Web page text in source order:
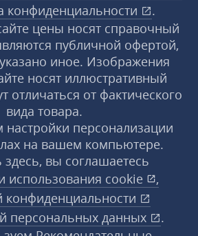
конфиденциальности
.
цены носят справочный
публичной офертой,
иное. Изображения
носят иллюстративный
отличаться от фактического
вида товара.
персонализации
на вашем компьютере.
здесь, вы соглашаетесь
использования cookie
,
конфиденциальности
персональных данных
.